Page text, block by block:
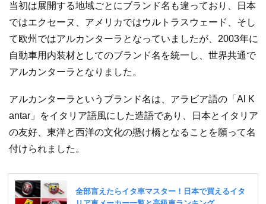
当初は展開する地域ごとにブランド名も違っており、日本
ではエクセーヌ、アメリカではウルトラスウェード、そし
て欧州ではアルカンターラとなっていましたが、2003年に
自動車用内装材としてのブランド名を統一し、世界共通で
アルカンターラとなりました。
アルカンターラというブランド名は、アラビア語の「Al K
antar」をイタリア語風にした造語であり、日本とイタリア
の友好、東洋と西洋の文化の懸け橋となることを願って名
付けられました。